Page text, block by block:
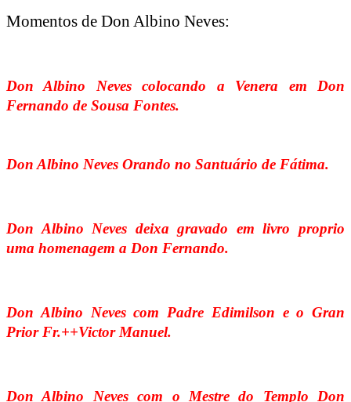
Momentos de Don Albino Neves:
Don Albino Neves colocando a Venera em Don
Fernando de Sousa Fontes.
Don Albino Neves Orando no Santuário de Fátima.
Don Albino Neves deixa gravado em livro proprio
uma homenagem a Don Fernando.
Don Albino Neves com Padre Edimilson e o Gran
Prior Fr.++Victor Manuel.
Don Albino Neves com o Mestre do Templo Don